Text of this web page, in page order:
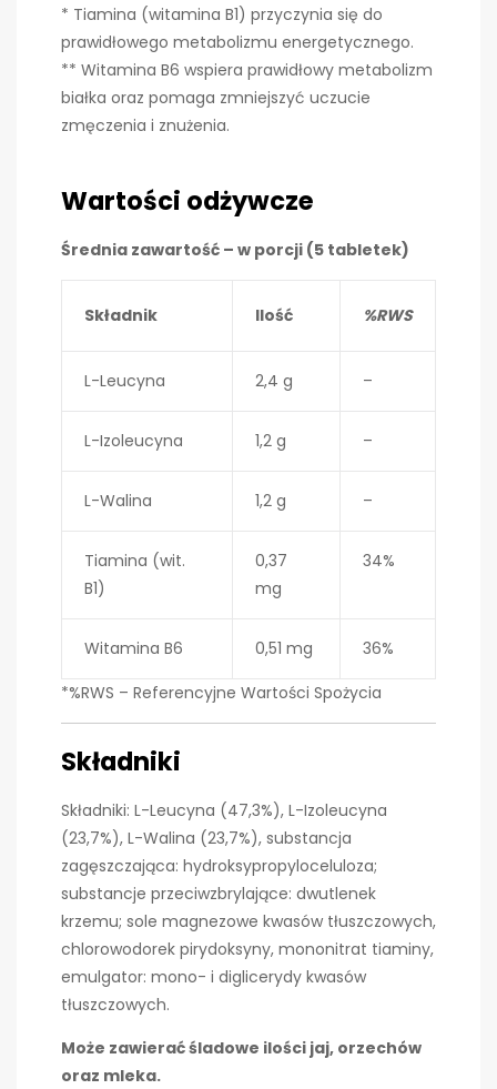
* Tiamina (witamina B1) przyczynia się do
prawidłowego metabolizmu energetycznego.
** Witamina B6 wspiera prawidłowy metabolizm
białka oraz pomaga zmniejszyć uczucie
zmęczenia i znużenia.
Wartości odżywcze
Średnia zawartość – w porcji (5 tabletek)
Składnik Ilość %RWS
L-Leucyna 2,4 g –
L-Izoleucyna 1,2 g –
L-Walina 1,2 g –
Tiamina (wit.
B1)
0,37
mg
34%
Witamina B6 0,51 mg
36%
*%RWS – Referencyjne Wartości Spożycia
Składniki
Składniki: L-Leucyna (47,3%), L-Izoleucyna
(23,7%), L-Walina (23,7%), substancja
zagęszczająca: hydroksypropyloceluloza;
substancje przeciwzbrylające: dwutlenek
krzemu; sole magnezowe kwasów tłuszczowych,
chlorowodorek pirydoksyny, mononitrat tiaminy,
emulgator: mono- i diglicerydy kwasów
tłuszczowych.
Może zawierać śladowe ilości jaj, orzechów
oraz mleka.